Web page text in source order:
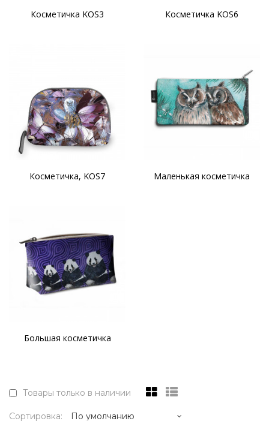
Косметичка KOS3 Косметичка KOS6
Косметичка, KOS7 Маленькая косметичка
Большая косметичка
Товары только в наличии
Сортировка: